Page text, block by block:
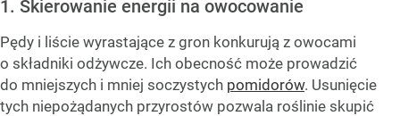
1. Skierowanie energii na owocowanie
Pędy i liście wyrastające z gron konkurują z owocami
o składniki odżywcze. Ich obecność może prowadzić
do mniejszych i mniej soczystych pomidorów. Usunięcie
tych niepożądanych przyrostów pozwala roślinie skupić